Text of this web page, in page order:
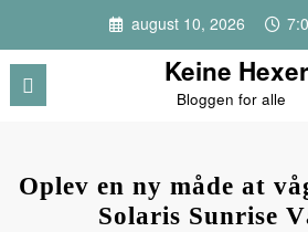
indhold
august 10, 2026
Keine
Bloggen for alle
Oplev en ny måde at
Solaris Sunrise